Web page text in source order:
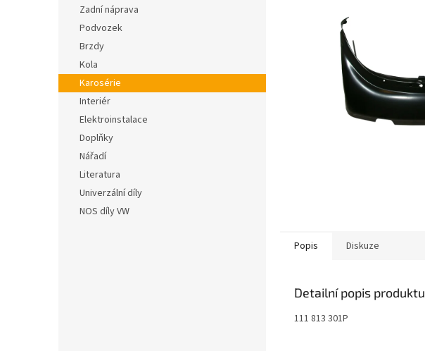
l
Zadní náprava
Podvozek
Brzdy
Kola
Karosérie
Interiér
Elektroinstalace
Doplňky
Nářadí
Literatura
Univerzální díly
NOS díly VW
Popis Diskuze
Detailní popis produktu
111 813 301P